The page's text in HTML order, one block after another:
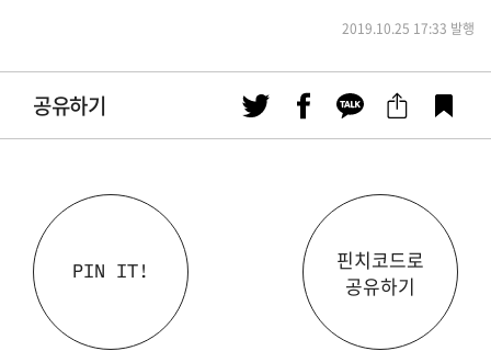
2019.10.25 17:33 발행
공유하기
PIN IT!
핀치코드로
공유하기